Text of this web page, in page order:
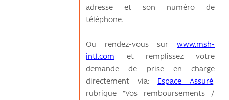
adresse et son numéro de
téléphone.
Ou rendez-vous sur www.msh-
intl.com et remplissez votre
demande de prise en charge
directement via:
Espace Assuré,
rubrique "Vos remboursements /